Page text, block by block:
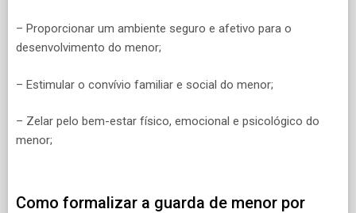
– Proporcionar um ambiente seguro e afetivo para o
desenvolvimento do menor;
– Estimular o convívio familiar e social do menor;
– Zelar pelo bem-estar físico, emocional e psicológico do
menor;
Como formalizar a guarda de menor por